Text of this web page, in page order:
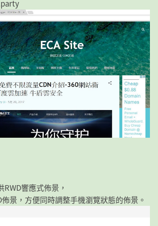
RWD響應式佈景，
景，方便同時調整手機瀏覽狀態的佈景。